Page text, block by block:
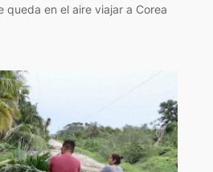
queda en el aire viajar a Corea